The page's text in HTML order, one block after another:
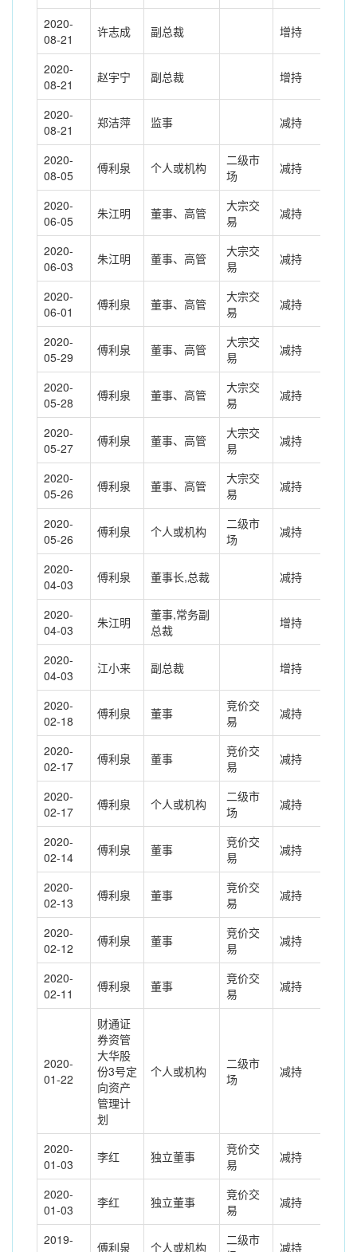
2020-
08-21
许志成 副总裁 增持
2020-
08-21
赵宇宁 副总裁 增持
2020-
08-21
郑洁萍 监事 减持
2020-
08-05
傅利泉 个人或机构
二级市
场
减持
2020-
06-05
朱江明 董事、高管
大宗交
易
减持
2020-
06-03
朱江明 董事、高管
大宗交
易
减持
2020-
06-01
傅利泉 董事、高管
大宗交
易
减持
2020-
05-29
傅利泉 董事、高管
大宗交
易
减持
2020-
05-28
傅利泉 董事、高管
大宗交
易
减持
2020-
05-27
傅利泉 董事、高管
大宗交
易
减持
2020-
05-26
傅利泉 董事、高管
大宗交
易
减持
2020-
05-26
傅利泉 个人或机构
二级市
场
减持
2020-
04-03
傅利泉 董事长,总裁 减持
2020-
04-03
朱江明
董事,常务副
总裁
增持
2020-
04-03
江小来 副总裁 增持
2020-
02-18
傅利泉 董事
竞价交
易
减持
2020-
02-17
傅利泉 董事
竞价交
易
减持
2020-
02-17
傅利泉 个人或机构
二级市
场
减持
2020-
02-14
傅利泉 董事
竞价交
易
减持
2020-
02-13
傅利泉 董事
竞价交
易
减持
2020-
02-12
傅利泉 董事
竞价交
易
减持
2020-
02-11
傅利泉 董事
竞价交
易
减持
2020-
01-22
财通证
券资管
大华股
份3号定
向资产
管理计
划
个人或机构
二级市
场
减持
2020-
01-03
李红 独立董事
竞价交
易
减持
2020-
01-03
李红 独立董事
竞价交
易
减持
2019-
傅利泉 个人或机构
二级市
减持